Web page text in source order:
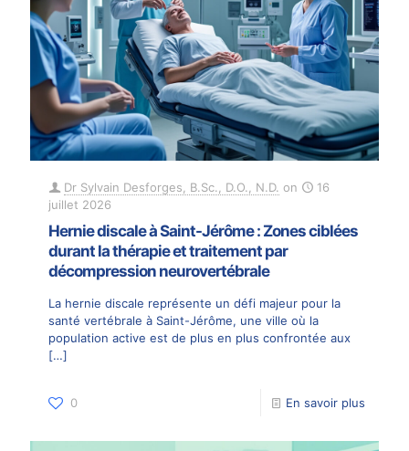
Dr Sylvain Desforges, B.Sc., D.O., N.D. on
16
juillet 2026
Hernie discale à Saint-Jérôme : Zones ciblées
durant la thérapie et traitement par
décompression neurovertébrale
La hernie discale représente un défi majeur pour la
santé vertébrale à Saint-Jérôme, une ville où la
population active est de plus en plus confrontée aux
[…]
0 En savoir plus